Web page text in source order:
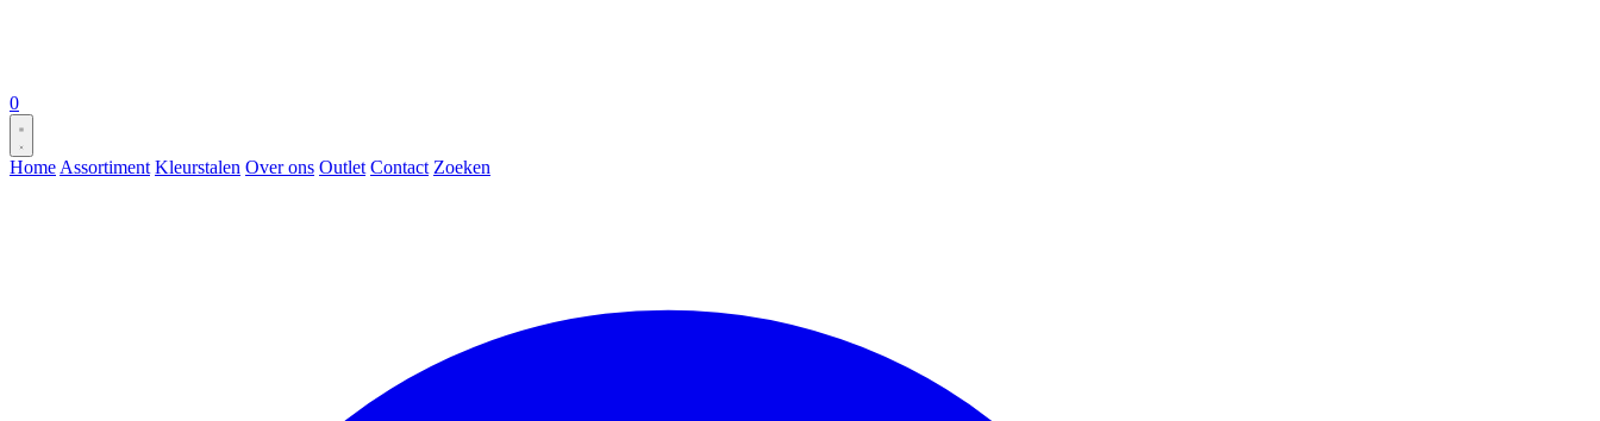
0
Home Assortiment Kleurstalen Over ons Outlet Contact Zoeken